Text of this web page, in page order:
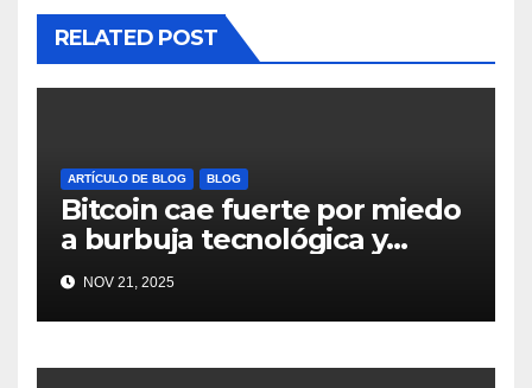
RELATED POST
ARTÍCULO DE BLOG BLOG
Bitcoin cae fuerte por miedo
a burbuja tecnológica y
nervios en AI #crypto
#Bitcoin
NOV 21, 2025